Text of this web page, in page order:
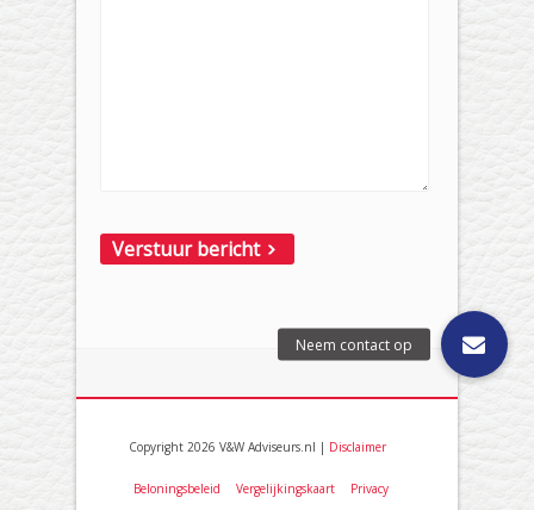
Copyright 2026 V&W Adviseurs.nl | Disclaimer
Beloningsbeleid Vergelijkingskaart Privacy